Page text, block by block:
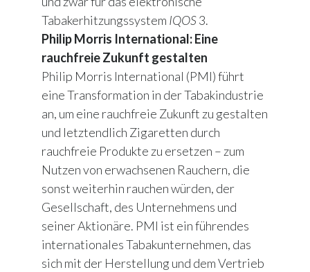
Tabakerhitzungssystem IQOS3.
Philip Morris International: Eine
rauchfreie Zukunft gestalten
Philip Morris International (PMI) führt
eine Transformation in der Tabakindustrie
an, um eine rauchfreie Zukunft zu gestalten
und letztendlich Zigaretten durch
rauchfreie Produkte zu ersetzen – zum
Nutzen von erwachsenen Rauchern, die
sonst weiterhin rauchen würden, der
Gesellschaft, des Unternehmens und
seiner Aktionäre. PMI ist ein führendes
internationales Tabakunternehmen, das
sich mit der Herstellung und dem Vertrieb